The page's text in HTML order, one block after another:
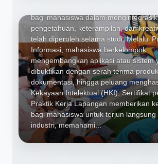
bagi mahasiswa dalam
pengetahuan, keterampilan, dan
telah diperoleh selama studi. Melalui
Informasi, mahasiswa berkelompok
mengembangkan aplikasi atau sistem
dibuktikan dengan serah terima produk,
dokumentasi, hingga peluang
Kekayaan Intelektual (HKI), Sertifikat
Praktik Kerja Lapangan memberikan
bagi mahasiswa untuk terjun langsung
industri, memahami...